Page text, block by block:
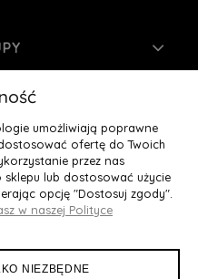
umożliwiają poprawne
ofertę do Twoich
przez nas
lub dostosować użycie
opcję "Dostosuj zgody".
w naszej Polityce
NIEZBĘDNE